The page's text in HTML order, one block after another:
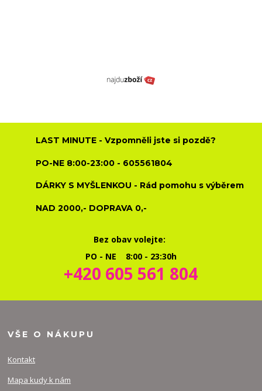
LAST MINUTE - Vzpomněli jste si pozdě?
PO-NE 8:00-23:00 - 605561804
DÁRKY S MYŠLENKOU - Rád pomohu s výběrem
NAD 2000,- DOPRAVA 0,-
Bez obav volejte:
PO - NE 8:00 - 23:30h
+420 605 561 804
VŠE O NÁKUPU
Kontakt
Mapa kudy k nám